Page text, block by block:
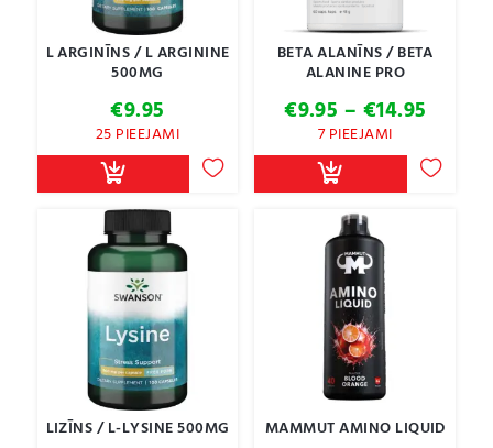
L ARGINĪNS / L ARGININE
500MG
€9.95
25 PIEEJAMI
BETA ALANĪNS / BETA
ALANINE PRO
€9.95 – €14.95
€9.95
7 PIEEJAMI
LIZĪNS / L-LYSINE 500MG MAMMUT AMINO LIQUID